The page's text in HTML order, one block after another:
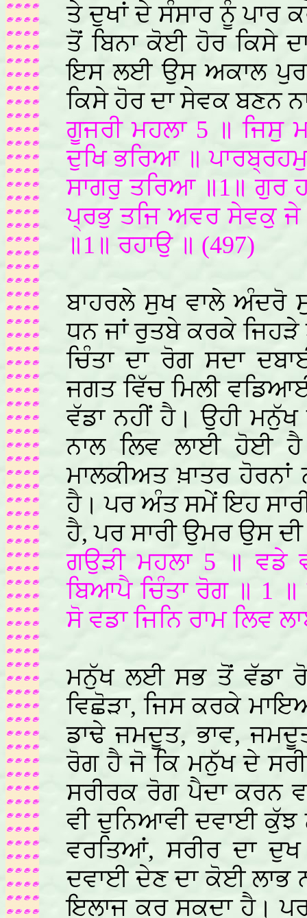
ਤੇ ਦੁਖਾਂ ਦੇ ਸੰਸਾਰ ਨੂੰ ਪਾਰ
ਤੋਂ ਬਿਨਾ ਕੋਈ ਹੋਰ ਕਿਸੇ
ਇਸ ਲਈ ਉਸ ਅਕਾਲ
ਕਿਸੇ ਹੋਰ ਦਾ ਸੇਵਕ ਬਣਨ
ਗੂਜਰੀ ਮਹਲਾ 5 ॥ ਜਿਸੁ
ਦੁਖਿ ਭਰਿਆ ॥
ਸਾਗਰੁ ਤਰਿਆ ॥1॥ ਗੁਰ
ਪ੍ਰਭੁ ਤਜਿ ਅਵਰ ਸੇਵਕੁ ਜੇ
॥1॥ ਰਹਾਉ ॥ (497)
ਬਾਹਰਲੇ ਸੁਖ ਵਾਲੇ ਅੰਦਰੋ
ਧਨ ਜਾਂ ਰੁਤਬੇ ਕਰਕੇ
ਚਿੰਤਾ ਦਾ ਰੋਗ ਸਦਾ
ਜਗਤ ਵਿੱਚ ਮਿਲੀ
ਵੱਡਾ ਨਹੀਂ ਹੈ। ਉਹੀ
ਨਾਲ ਲਿਵ ਲਾਈ ਹੋਈ
ਮਾਲਕੀਅਤ ਖ਼ਾਤਰ ਹੋਰਨਾਂ
ਹੈ। ਪਰ ਅੰਤ ਸਮੇਂ ਇਹ
ਹੈ, ਪਰ ਸਾਰੀ ਉਮਰ ਉਸ ਦੀ
ਗਉੜੀ ਮਹਲਾ 5 ॥ ਵਡੇ
ਬਿਆਪੈ ਚਿੰਤਾ ਰੋਗ ॥ 1
ਸੋ ਵਡਾ ਜਿਨਿ ਰਾਮ ਲਿਵ
ਮਨੁੱਖ ਲਈ ਸਭ ਤੋਂ ਵੱਡਾ
ਵਿਛੋੜਾ, ਜਿਸ ਕਰਕੇ
ਡਾਢੇ ਜਮਦੂਤ, ਭਾਵ,
ਰੋਗ ਹੈ ਜੋ ਕਿ ਮਨੁੱਖ ਦੇ
ਸਰੀਰਕ ਰੋਗ ਪੈਦਾ ਕਰਨ
ਵੀ ਦੁਨਿਆਵੀ ਦਵਾਈ ਕੁੱਝ
ਵਰਤਿਆਂ, ਸਰੀਰ ਦਾ
ਦਵਾਈ ਦੇਣ ਦਾ ਕੋਈ ਲਾਭ
ਇਲਾਜ ਕਰ ਸਕਦਾ ਹੈ।